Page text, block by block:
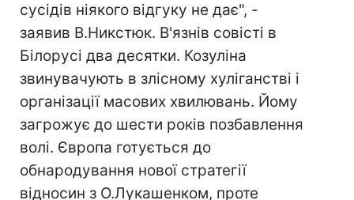
сусідів ніякого відгуку не дає", -
заявив В.Никстюк. В'язнів совісті в
Білорусі два десятки. Козуліна
звинувачують в злісному хуліганстві і
організації масових хвилювань. Йому
загрожує до шести років позбавлення
волі. Європа готується до
обнародування нової стратегії
відносин з О.Лукашенком, проте